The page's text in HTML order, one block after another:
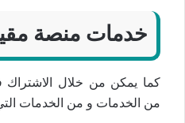
خدمات منصة مقيم
كما يمكن من خلال الاشتراك
من الخدمات و من الخدمات